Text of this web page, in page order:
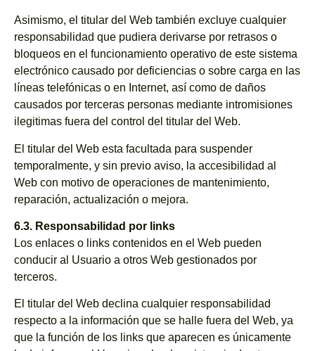
Asimismo, el titular del Web también excluye cualquier
responsabilidad que pudiera derivarse por retrasos o
bloqueos en el funcionamiento operativo de este sistema
electrónico causado por deficiencias o sobre carga en las
líneas telefónicas o en Internet, así como de daños
causados por terceras personas mediante intromisiones
ilegitimas fuera del control del titular del Web.
El titular del Web esta facultada para suspender
temporalmente, y sin previo aviso, la accesibilidad al
Web con motivo de operaciones de mantenimiento,
reparación, actualización o mejora.
6.3. Responsabilidad por links
Los enlaces o links contenidos en el Web pueden
conducir al Usuario a otros Web gestionados por
terceros.
El titular del Web declina cualquier responsabilidad
respecto a la información que se halle fuera del Web, ya
que la función de los links que aparecen es únicamente